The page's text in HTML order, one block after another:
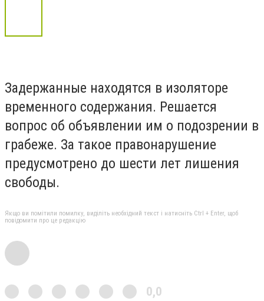
Задержанные находятся в изоляторе
временного содержания. Решается
вопрос об объявлении им о подозрении в
грабеже. За такое правонарушение
предусмотрено до шести лет лишения
свободы.
Якщо ви помітили помилку, виділіть необхідний текст і натисніть Ctrl + Enter, щоб
повідомити про це редакцію
0,0